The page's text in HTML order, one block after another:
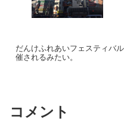
だんけふれあいフェスティバ
催されるみたい。
コメント